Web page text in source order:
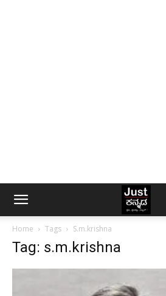
Home Tags S.m.krishna
Tag: s.m.krishna